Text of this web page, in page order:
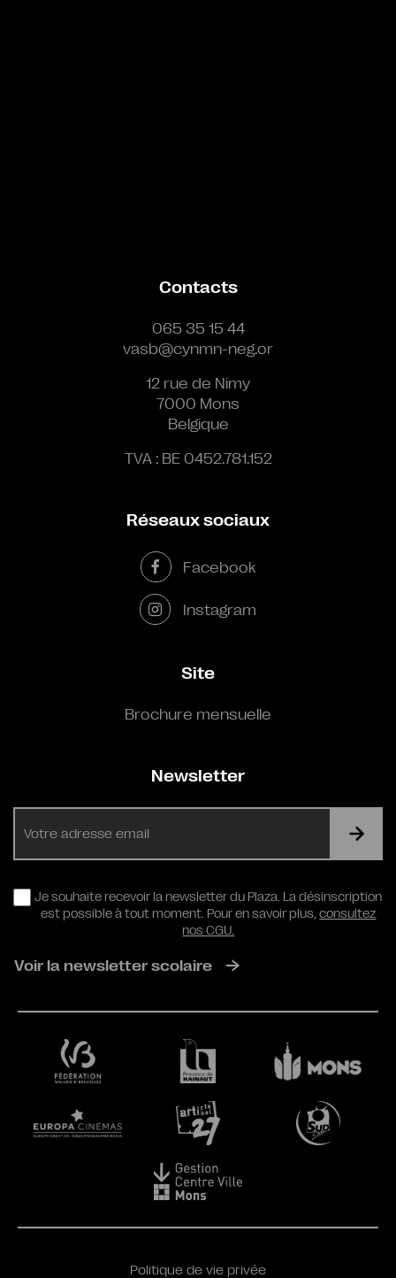
Contacts
065 35 15 44
vasb@cynmn-neg.or
12 rue de Nimy
7000 Mons
Belgique
TVA : BE 0452.781.152
Réseaux sociaux
Facebook
Instagram
Site
Brochure mensuelle
Newsletter
RGPD
Je souhaite recevoir la newsletter du Plaza. La désinscription
est possible à tout moment. Pour en savoir plus,consultez
nos CGU.
Voir la newsletter scolaire
Politique de vie privée